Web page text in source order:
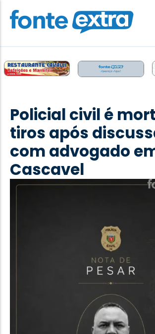
Destaque
Esporte
Geral
Obituário
Paraguai
Policial civil é
tiros após
com advogado
Cascavel